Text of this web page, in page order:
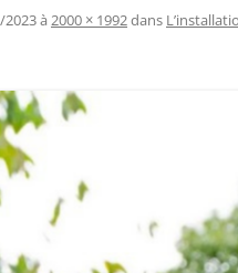
2023à 2000 × 1992dans